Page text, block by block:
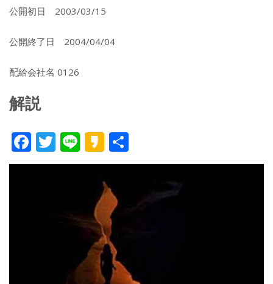
公開初日 2003/03/15
公開終了日 2004/04/04
配給会社名 0126
解説
F
ac
T
w
Li
n
K
a
k
a
o
有